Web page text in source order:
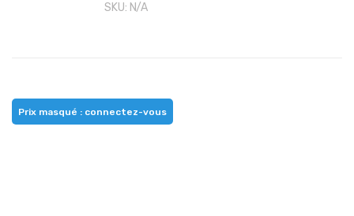
SKU: N/A
Prix masqué : connectez-vous